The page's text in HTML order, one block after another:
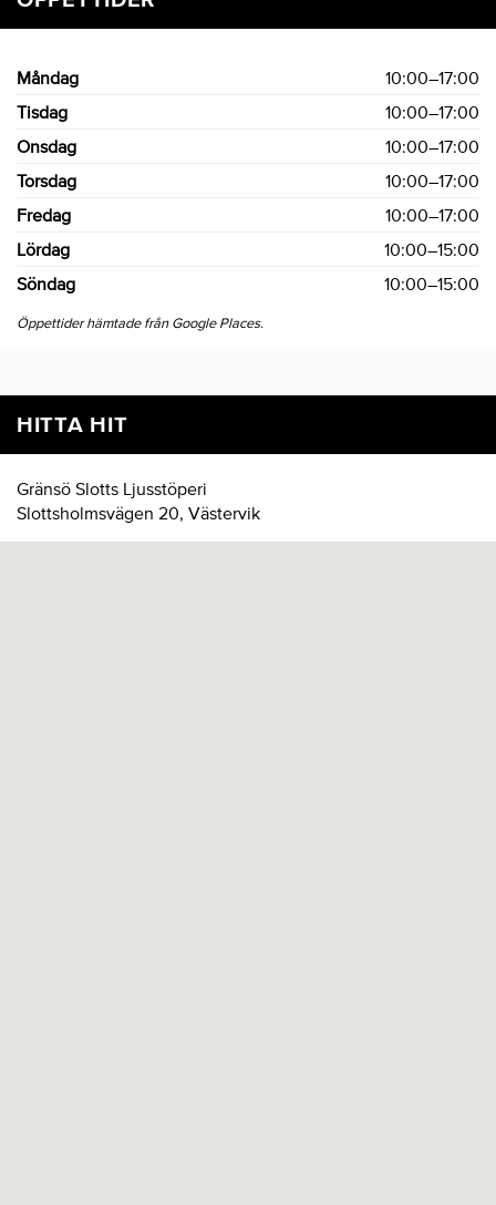
Måndag
10:00–17:00
Tisdag
10:00–17:00
Onsdag
10:00–17:00
Torsdag
10:00–17:00
Fredag
10:00–17:00
Lördag
10:00–15:00
Söndag
10:00–15:00
Öppettider hämtade från Google Places.
HITTA HIT
Gränsö Slotts Ljusstöperi
Slottsholmsvägen 20, Västervik